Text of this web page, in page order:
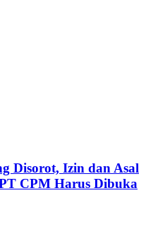
Disorot, Izin dan Asal
CPM Harus Dibuka